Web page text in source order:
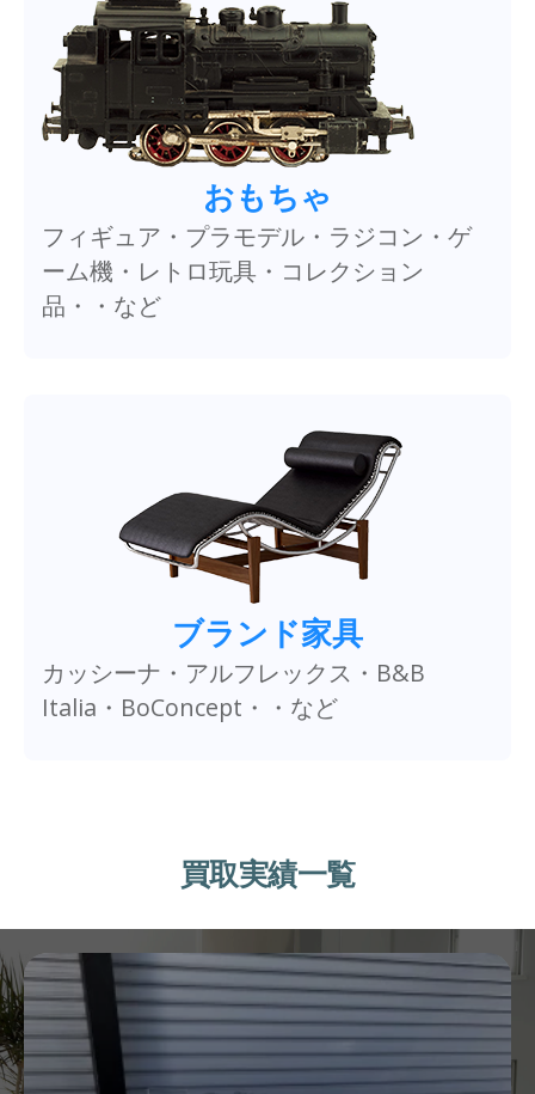
おもちゃ
フィギュア・プラモデル・ラジコン・ゲ
ーム機・レトロ玩具・コレクション
品・・など
ブランド家具
カッシーナ・アルフレックス・B&B
Italia・BoConcept・・など
買取実績一覧